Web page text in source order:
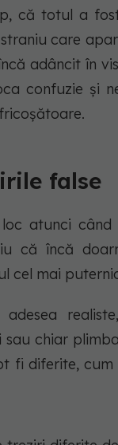
că totul a
care
adâncit în
confuzie și
false
atunci
că încă
cel mai
adesea
chiar
fi diferite,